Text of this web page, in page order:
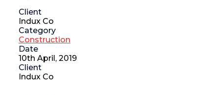
Client
Indux Co
Category
Construction
Date
10th April, 2019
Client
Indux Co